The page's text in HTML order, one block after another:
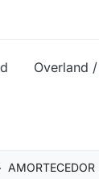
Overland